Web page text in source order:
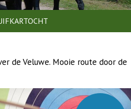
de Veluwe. Mooie route door de